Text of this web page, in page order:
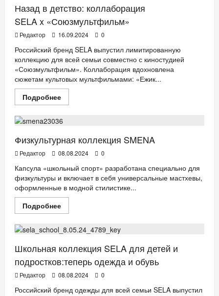
Week
пройдёт
в
Москве
10-
12
октября
Назад в детство: коллаборация
SELA x «Союзмультфильм»
Редактор 16.09.2024 0
Российский бренд SELA выпустил лимитированную
коллекцию для всей семьи совместно с киностудией
«Союзмультфильм». Коллаборация вдохновлена
сюжетам культовых мультфильмами: «Ежик...
ПодробнееПрочитать
больше
Назад
в
коллаборация
SELA x «Союзмультфильм»
ДЕТИ Мода
Физкультурная коллекция SMENA
Редактор 08.08.2024 0
Капсула «школьный спорт» разработана специально для
физкультуры и включает в себя универсальные мастхевы,
оформленные в модной стилистике...
ПодробнееПрочитать
больше
Физкультурная
коллекция
ДЕТИ Мода
Школьная коллекция SELA для детей и
подростков:теперь одежда и обувь
Редактор 08.08.2024 0
Российский бренд одежды для всей семьи SELA выпустил